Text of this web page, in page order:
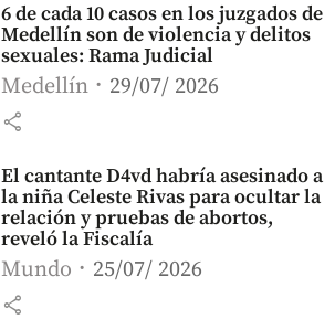
6 de cada 10 casos en los juzgados de
Medellín son de violencia y delitos
sexuales: Rama Judicial
Medellín 29/07/ 2026
share
El cantante D4vd habría asesinado a
la niña Celeste Rivas para ocultar la
relación y pruebas de abortos,
reveló la Fiscalía
Mundo 25/07/ 2026
share